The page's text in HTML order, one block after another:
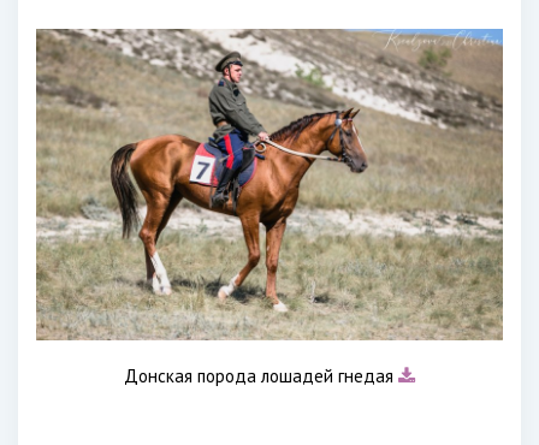
Донская порода лошадей гнедая